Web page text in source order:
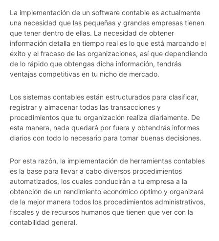
La implementación de un software contable es actualmente
una necesidad que las pequeñas y grandes empresas tienen
que tener dentro de ellas. La necesidad de obtener
información detalla en tiempo real es lo que está marcando el
éxito y el fracaso de las organizaciones, así que dependiendo
de lo rápido que obtengas dicha información, tendrás
ventajas competitivas en tu nicho de mercado.
Los sistemas contables están estructurados para clasificar,
registrar y almacenar todas las transacciones y
procedimientos que tu organización realiza diariamente. De
esta manera, nada quedará por fuera y obtendrás informes
diarios con todo lo necesario para tomar buenas decisiones.
Por esta razón, la implementación de herramientas contables
es la base para llevar a cabo diversos procedimientos
automatizados, los cuales conducirán a tu empresa a la
obtención de un rendimiento económico óptimo y organizará
de la mejor manera todos los procedimientos administrativos,
fiscales y de recursos humanos que tienen que ver con la
contabilidad general.